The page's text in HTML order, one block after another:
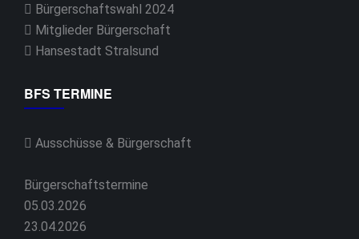
Bürgerschaftswahl 2024
Mitglieder Bürgerschaft
Hansestadt Stralsund
BFS TERMINE
Ausschüsse & Bürgerschaft
Bürgerschaftstermine
05.03.2026
23.04.2026